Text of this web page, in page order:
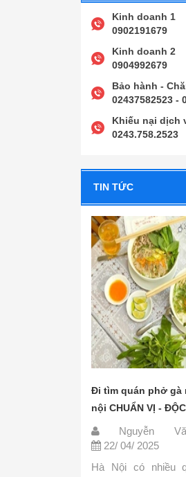
Kinh doanh 1
0902191679
Kinh doanh 2
0904992679
Bảo hành -
02437582523 -
Khiếu nại dịch
0243.758.2523
TIN TỨC
Đi tìm quán phở gà
nội CHUẨN VỊ -
Nguyễn
22/ 04/ 2025
Hà Nội có nhiều